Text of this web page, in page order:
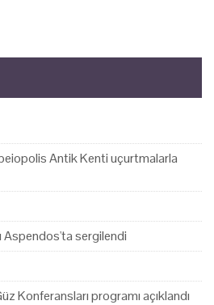
Antik Kenti uçurtmalarla
Aspendos'ta sergilendi
Konferansları programı açıklandı